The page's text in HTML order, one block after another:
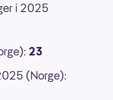
i 2025
23
(Norge):